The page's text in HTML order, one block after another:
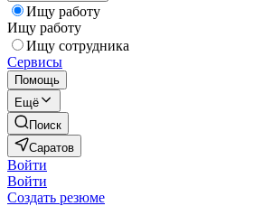
Ищу работу
Ищу работу
Ищу сотрудника
Сервисы
Помощь
Ещё
Поиск
Саратов
Войти
Войти
Создать резюме